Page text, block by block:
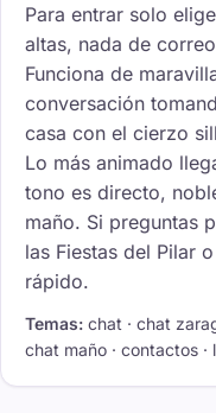
Para entrar solo
altas, nada de
Funciona de
conversación
casa con el cierzo
Lo más animado
tono es directo,
maño. Si preguntas
las Fiestas del Pilar
rápido.
Temas: chat · chat
chat maño · contactos ·